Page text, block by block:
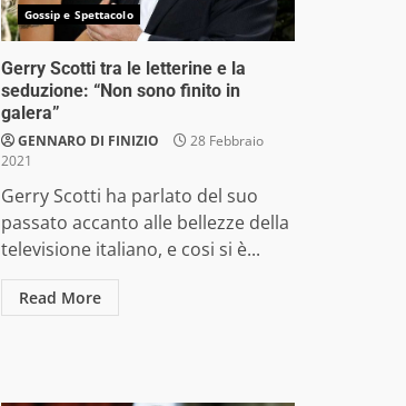
Gossip e Spettacolo
Gerry Scotti tra le letterine e la
seduzione: “Non sono finito in
galera”
GENNARO DI FINIZIO
28 Febbraio
2021
Gerry Scotti ha parlato del suo
passato accanto alle bellezze della
televisione italiano, e cosi si è...
Read More